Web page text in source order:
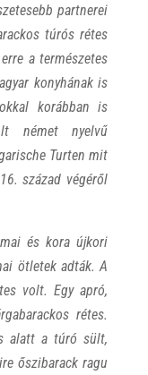
partnerei
túrós rétes
a természetes
konyhának is
korábban is
német nyelvű
Turten mit
század végéről
és kora újkori
ötletek adták. A
volt. Egy apró,
rétes.
alatt a túró sült,
őszibarack ragu